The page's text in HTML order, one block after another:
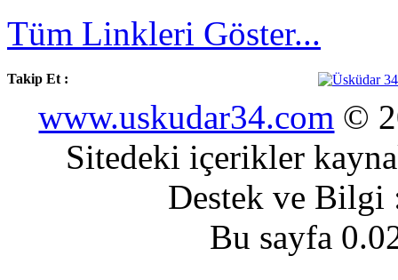
Tüm Linkleri Göster...
Takip Et :
www.uskudar34.com ©
Sitedeki içerikler
Destek ve
Bu sayfa